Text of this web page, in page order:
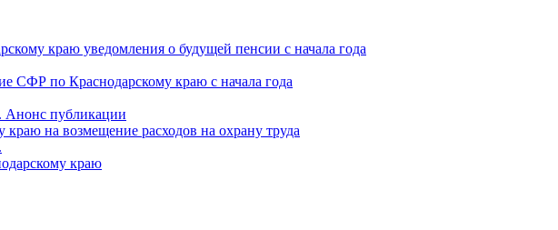
краю уведомления о будущей пенсии с начала года
СФР по Краснодарскому краю с начала года
Анонс публикации
на возмещение расходов на охрану труда
краю